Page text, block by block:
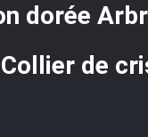
dorée
de